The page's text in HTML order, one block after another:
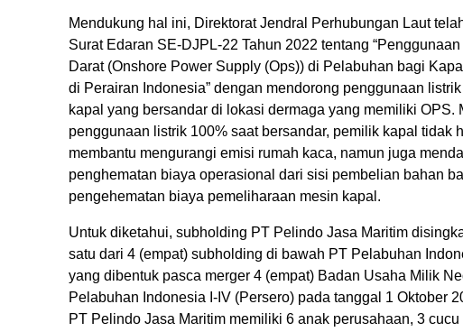
Mendukung hal ini, Direktorat Jendral Perhubungan Laut
Surat Edaran SE-DJPL-22 Tahun 2022 tentang
Darat (Onshore Power Supply (Ops)) di Pelabuhan bagi
di Perairan Indonesia” dengan mendorong penggunaan
kapal yang bersandar di lokasi dermaga yang memiliki OPS.
penggunaan listrik 100% saat bersandar, pemilik kapal tidak
membantu mengurangi emisi rumah kaca, namun juga
penghematan biaya operasional dari sisi pembelian bahan
pengehematan biaya pemeliharaan mesin kapal.
Untuk diketahui, subholding PT Pelindo Jasa Maritim
satu dari 4 (empat) subholding di bawah PT Pelabuhan
yang dibentuk pasca merger 4 (empat) Badan Usaha Milik
Pelabuhan Indonesia I-IV (Persero) pada tanggal 1 Oktober
PT Pelindo Jasa Maritim memiliki 6 anak perusahaan, 3 cucu